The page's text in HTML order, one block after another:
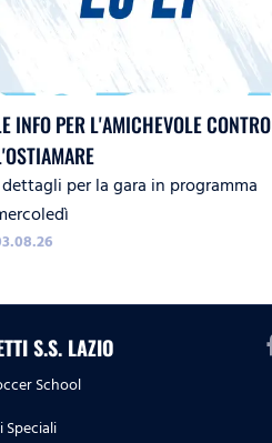
INFO PER L'AMICHEVOLE CONTRO
per la gara in programma
S.S. LAZIO
School